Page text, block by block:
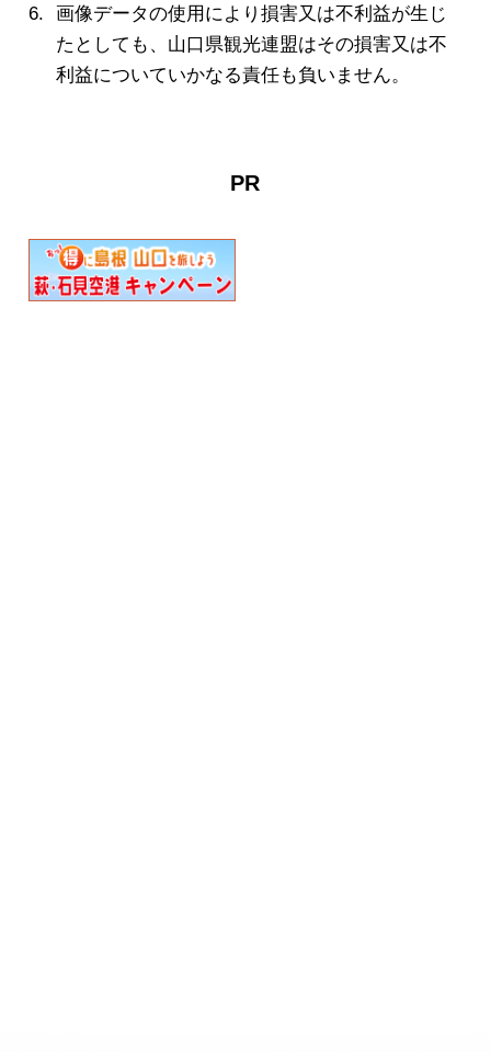
画像データの使用により損害又は不利益が生じ
たとしても、山口県観光連盟はその損害又は不
利益についていかなる責任も負いません。
PR